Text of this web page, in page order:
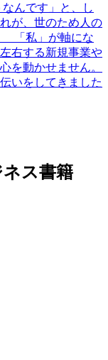
んです」と、し
が、世のため人の
「私」が軸にな
右する新規事業や
を動かせません。
いをしてきました
ネス書籍